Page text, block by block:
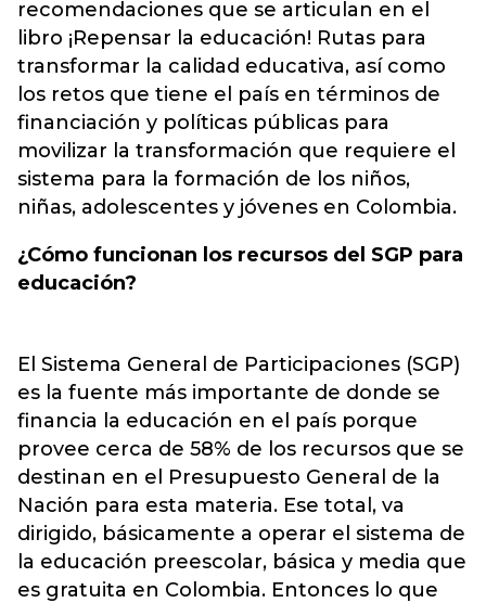
recomendaciones que se articulan en el
libro ¡Repensar la educación! Rutas para
transformar la calidad educativa, así como
los retos que tiene el país en términos de
financiación y políticas públicas para
movilizar la transformación que requiere el
sistema para la formación de los niños,
niñas, adolescentes y jóvenes en Colombia.
¿Cómo funcionan los recursos del SGP para
educación?
El Sistema General de Participaciones (SGP)
es la fuente más importante de donde se
financia la educación en el país porque
provee cerca de 58% de los recursos que se
destinan en el Presupuesto General de la
Nación para esta materia. Ese total, va
dirigido, básicamente a operar el sistema de
la educación preescolar, básica y media que
es gratuita en Colombia. Entonces lo que